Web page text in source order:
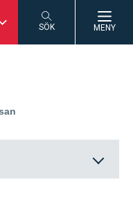
SÖK MENY
sida: